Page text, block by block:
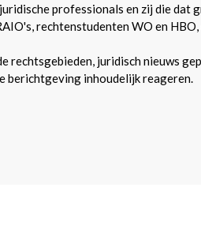
professionals en zij die dat
rechtenstudenten WO en
rechtsgebieden, juridisch nieuws
berichtgeving inhoudelijk reageren.